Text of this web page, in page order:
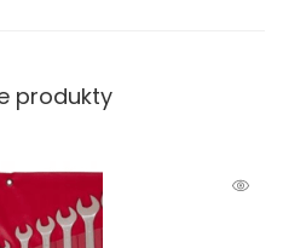
produkty